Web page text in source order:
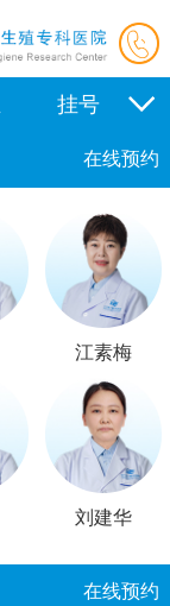
挂号
合作在线预约
江素梅
刘建华
在线预约